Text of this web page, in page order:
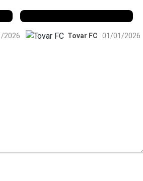
2026 Tovar FC 01/01/2026